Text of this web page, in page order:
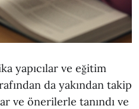
yapıcılar ve eğitim
da yakından takip
ve önerilerle tanındı ve